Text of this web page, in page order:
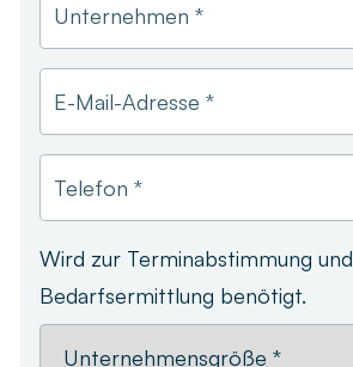
Unternehmen *
E-Mail-Adresse *
Telefon *
Wird zur Terminabstimmung und
Bedarfsermittlung benötigt.